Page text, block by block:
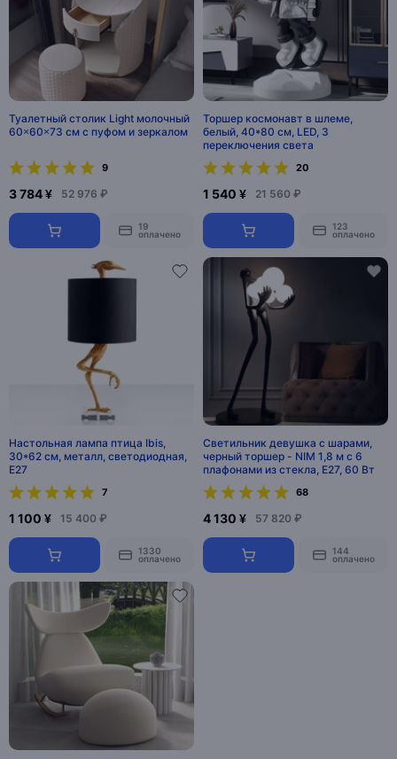
Туалетный столик Light молочный
60×60×73 см с пуфом и зеркалом
9
3 784 ¥ 52 976 ₽
19
оплачено
Торшер космонавт в шлеме,
белый, 40*80 см, LED, 3
переключения света
20
1 540 ¥ 21 560 ₽
123
оплачено
Настольная лампа птица Ibis,
30*62 см, металл, светодиодная,
E27
7
1 100 ¥ 15 400 ₽
1330
оплачено
Светильник девушка с шарами,
черный торшер - NIM 1,8 м с 6
плафонами из стекла, E27, 60 Вт
68
4 130 ¥ 57 820 ₽
144
оплачено